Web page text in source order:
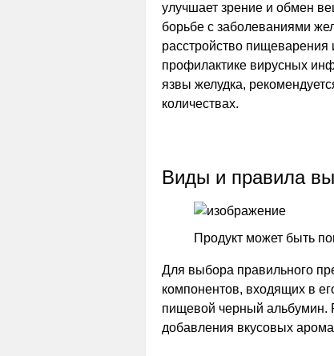
улучшает зрение и обмен
борьбе с заболеваниями
расстройство пищеварения
профилактике вирусных
язвы желудка,
количествах.
Виды и правила
Продукт может быть
Для выбора правильного
компонентов, входящих в
пищевой черный альбумин.
добавления вкусовых